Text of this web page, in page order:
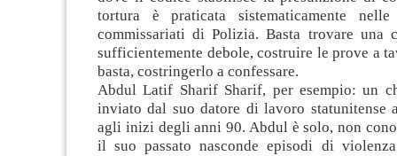
tortura è praticata sistematicamente
commissariati di Polizia. Basta trovare una
sufficientemente debole, costruire le prove a
basta, costringerlo a confessare.
Abdul Latif Sharif Sharif, per esempio: un
inviato dal suo datore di lavoro statunitense
agli inizi degli anni 90. Abdul è solo, non
il suo passato nasconde episodi di